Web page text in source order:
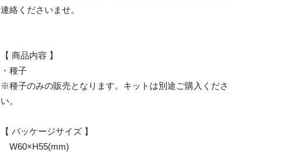
連絡くださいませ。
【 商品内容 】
・種子
※種子のみの販売となります。キットは別途ご購入くださ
い。
【 パッケージサイズ 】
W60×H55(mm)